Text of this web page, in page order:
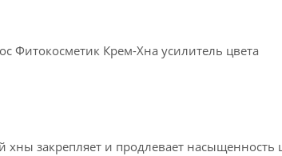
Фитокосметик Крем-Хна усилитель цвета
хны закрепляет и продлевает